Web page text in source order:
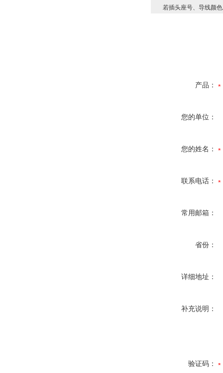
若插头座号、导线颜色
产品：
您的单位：
您的姓名：
联系电话：
常用邮箱：
省份：
详细地址：
补充说明：
验证码：